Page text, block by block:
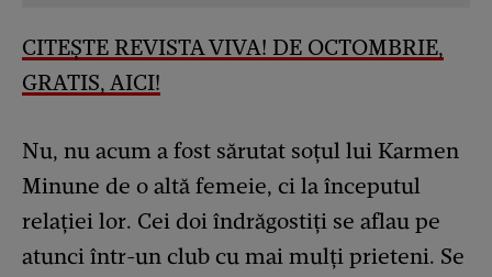
CITEȘTE REVISTA VIVA! DE OCTOMBRIE,
GRATIS, AICI!
Nu, nu acum a fost sărutat soțul lui Karmen
Minune de o altă femeie, ci la începutul
relației lor. Cei doi îndrăgostiți se aflau pe
atunci într-un club cu mai mulți prieteni. Se